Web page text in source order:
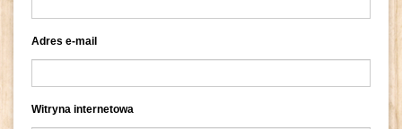
Adres e-mail
Witryna internetowa